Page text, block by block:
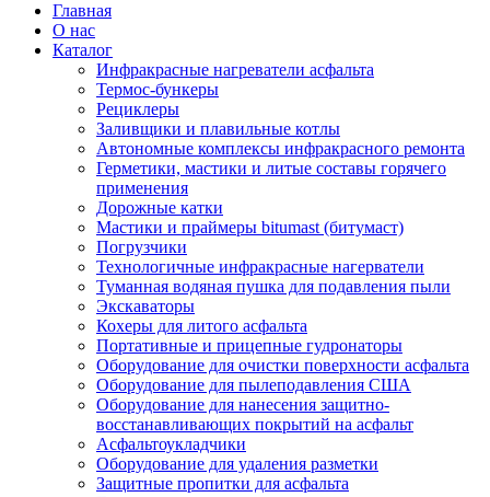
Главная
О нас
Каталог
Инфракрасные нагреватели асфальта
Термос-бункеры
Рециклеры
Заливщики и плавильные котлы
Автономные комплексы инфракрасного ремонта
Герметики, мастики и литые составы горячего
применения
Дорожные катки
Мастики и праймеры bitumast (битумаст)
Погрузчики
Технологичные инфракрасные нагерватели
Туманная водяная пушка для подавления пыли
Экскаваторы
Кохеры для литого асфальта
Портативные и прицепные гудронаторы
Оборудование для очистки поверхности асфальта
Оборудование для пылеподавления США
Оборудование для нанесения защитно-
восстанавливающих покрытий на асфальт
Асфальтоукладчики
Оборудование для удаления разметки
Защитные пропитки для асфальта